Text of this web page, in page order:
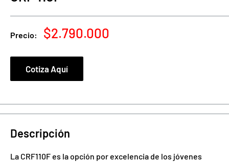
Precio:
Precio
venta
$2.790.000
Cotiza Aquí
Descripción
La CRF110F es la opción por excelencia de los jóvenes